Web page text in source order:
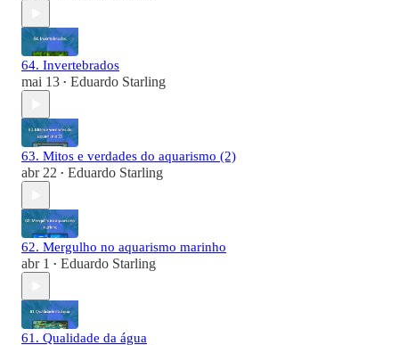
64. Invertebrados
mai 13 • Eduardo Starling
63. Mitos e verdades do aquarismo (2)
abr 22 • Eduardo Starling
62. Mergulho no aquarismo marinho
abr 1 • Eduardo Starling
61. Qualidade da água